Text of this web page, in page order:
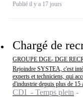
Publié il y a 17 jours
Chargé de
GROUPE DGE- DGE
Rejoindre SYSTEA, c'est
experts et techniciens, qui
d'industrie depuis plus de 15
CDI - Temps plein